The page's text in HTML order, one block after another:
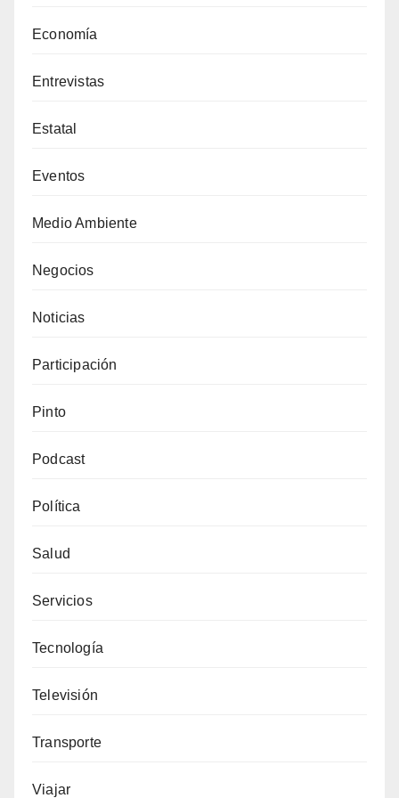
Economía
Entrevistas
Estatal
Eventos
Medio Ambiente
Negocios
Noticias
Participación
Pinto
Podcast
Política
Salud
Servicios
Tecnología
Televisión
Transporte
Viajar